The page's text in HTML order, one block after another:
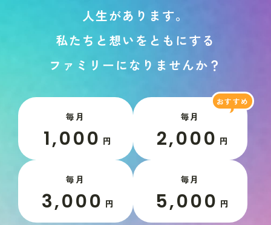
人生があ り ま す。
私た ち と 想い を と も にする
フ ァ ミ リ ーに な り ま せんか ？
毎月
1,000 円
毎月
2,000 円
毎月
3,000 円
毎月
5,000 円